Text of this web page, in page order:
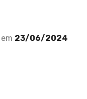
em 23/06/2024